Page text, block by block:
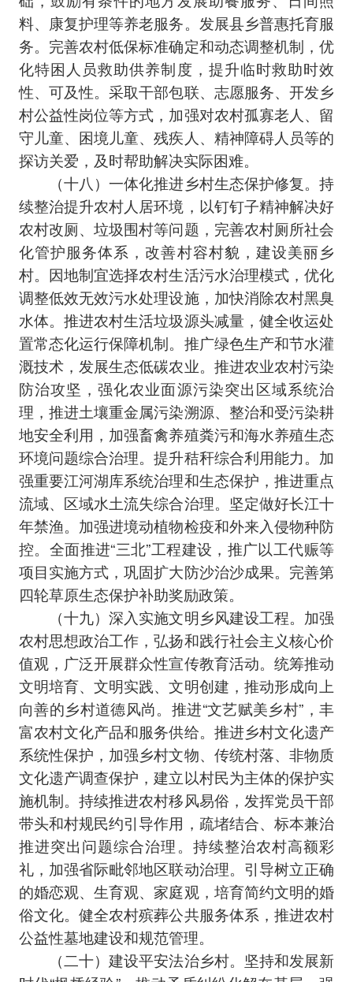
料、康复护理等养老服务。发展县乡普惠托育服
务。完善农村低保标准确定和动态调整机制，优
化特困人员救助供养制度，提升临时救助时效
性、可及性。采取干部包联、志愿服务、开发乡
村公益性岗位等方式，加强对农村孤寡老人、留
守儿童、困境儿童、残疾人、精神障碍人员等的
探访关爱，及时帮助解决实际困难。
（十八）一体化推进乡村生态保护修复。持
续整治提升农村人居环境，以钉钉子精神解决好
农村改厕、垃圾围村等问题，完善农村厕所社会
化管护服务体系，改善村容村貌，建设美丽乡
村。因地制宜选择农村生活污水治理模式，优化
调整低效无效污水处理设施，加快消除农村黑臭
水体。推进农村生活垃圾源头减量，健全收运处
置常态化运行保障机制。推广绿色生产和节水灌
溉技术，发展生态低碳农业。推进农业农村污染
防治攻坚，强化农业面源污染突出区域系统治
理，推进土壤重金属污染溯源、整治和受污染耕
地安全利用，加强畜禽养殖粪污和海水养殖生态
环境问题综合治理。提升秸秆综合利用能力。加
强重要江河湖库系统治理和生态保护，推进重点
流域、区域水土流失综合治理。坚定做好长江十
年禁渔。加强进境动植物检疫和外来入侵物种防
控。全面推进“三北”工程建设，推广以工代赈等
项目实施方式，巩固扩大防沙治沙成果。完善第
四轮草原生态保护补助奖励政策。
（十九）深入实施文明乡风建设工程。加强
农村思想政治工作，弘扬和践行社会主义核心价
值观，广泛开展群众性宣传教育活动。统筹推动
文明培育、文明实践、文明创建，推动形成向上
向善的乡村道德风尚。推进“文艺赋美乡村”，丰
富农村文化产品和服务供给。推进乡村文化遗产
系统性保护，加强乡村文物、传统村落、非物质
文化遗产调查保护，建立以村民为主体的保护实
施机制。持续推进农村移风易俗，发挥党员干部
带头和村规民约引导作用，疏堵结合、标本兼治
推进突出问题综合治理。持续整治农村高额彩
礼，加强省际毗邻地区联动治理。引导树立正确
的婚恋观、生育观、家庭观，培育简约文明的婚
俗文化。健全农村殡葬公共服务体系，推进农村
公益性墓地建设和规范管理。
（二十）建设平安法治乡村。坚持和发展新